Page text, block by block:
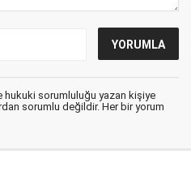
hukuki sorumluluğu yazan kişiye
sorumlu değildir. Her bir yorum